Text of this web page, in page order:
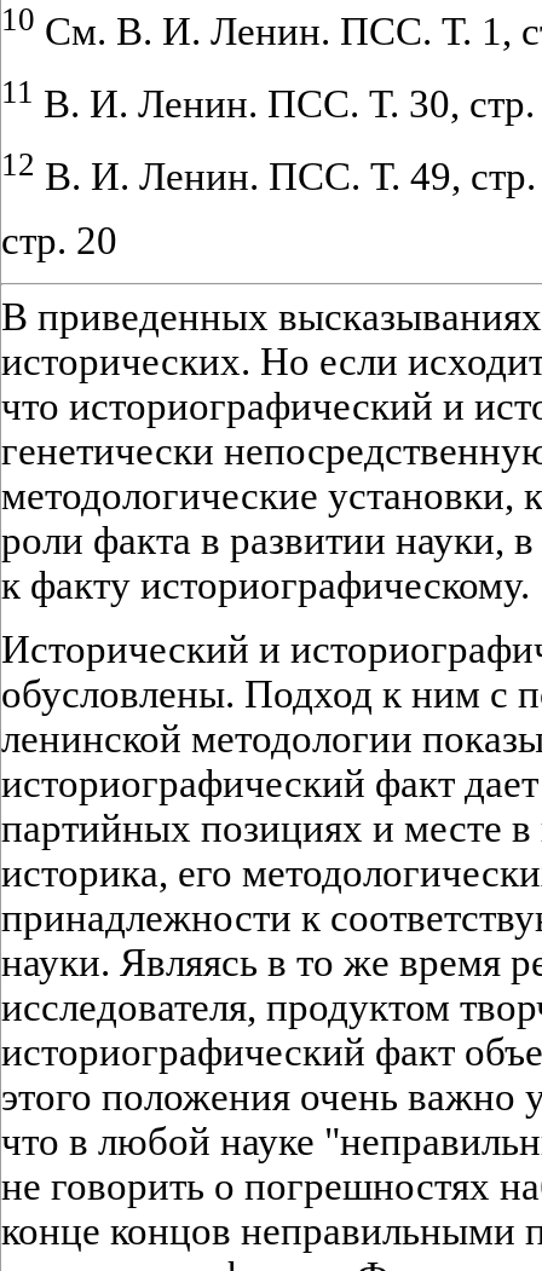
10 См. В. И. Ленин. ПСС. Т. 1,
11 В. И. Ленин. ПСС. Т. 30, стр.
12 В. И. Ленин. ПСС. Т. 49, стр.
стр. 20
В приведенных
исторических. Но если
что историографический и
генетически
методологические
роли факта в развитии науки,
к факту историографическому.
Исторический и
обусловлены. Подход к ним с
ленинской методологии
историографический факт
партийных позициях и месте в
историка, его
принадлежности к
науки. Являясь в то же время
исследователя, продуктом
историографический факт
этого положения очень важно
что в любой науке
не говорить о погрешностях
конце концов неправильными